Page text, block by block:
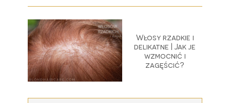
Włosy rzadkie i
delikatne | Jak je
wzmocnić i
zagęścić?